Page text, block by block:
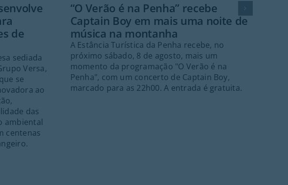
de
sediada
Versa,
se
ao
das
ambiental
centenas
“O Verão é na Penha” recebe
Captain Boy em mais uma noite de
música na montanha
A Estância Turística da Penha recebe, no
próximo sábado, 8 de agosto, mais um
momento da programação "O Verão é na
Penha", com um concerto de Captain Boy,
marcado para as 22h00. A entrada é gratuita.